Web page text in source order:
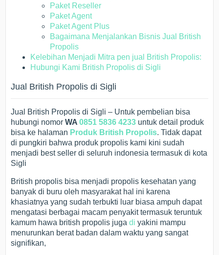
Paket Reseller
Paket Agent
Paket Agent Plus
Bagaimana Menjalankan Bisnis Jual British
Propolis
Kelebihan Menjadi Mitra pen jual British Propolis:
Hubungi Kami British Propolis di Sigli
Jual British Propolis di Sigli
Jual British Propolis di Sigli – Untuk pembelian bisa
hubungi nomor WA0851 5836 4233 untuk detail produk
bisa ke halaman Produk British Propolis. Tidak dapat
di pungkiri bahwa produk propolis kami kini sudah
menjadi best seller di seluruh indonesia termasuk di kota
Sigli
British propolis bisa menjadi propolis kesehatan yang
banyak di buru oleh masyarakat hal ini karena
khasiatnya yang sudah terbukti luar biasa ampuh dapat
mengatasi berbagai macam penyakit termasuk teruntuk
kamum hawa british propolis jugadi yakini mampu
menurunkan berat badan dalam waktu yang sangat
signifikan,